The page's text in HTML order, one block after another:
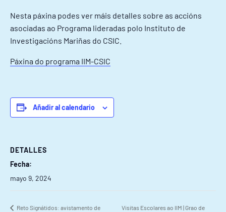
Nesta páxina podes ver máis detalles sobre as accións
asociadas ao Programa lideradas polo Instituto de
Investigacións Mariñas do CSIC.
Páxina do programa IIM-CSIC
Añadir al calendario
DETALLES
Fecha:
mayo 9, 2024
Reto Signátidos: avistamento de
Visitas Escolares ao IIM | Grao de